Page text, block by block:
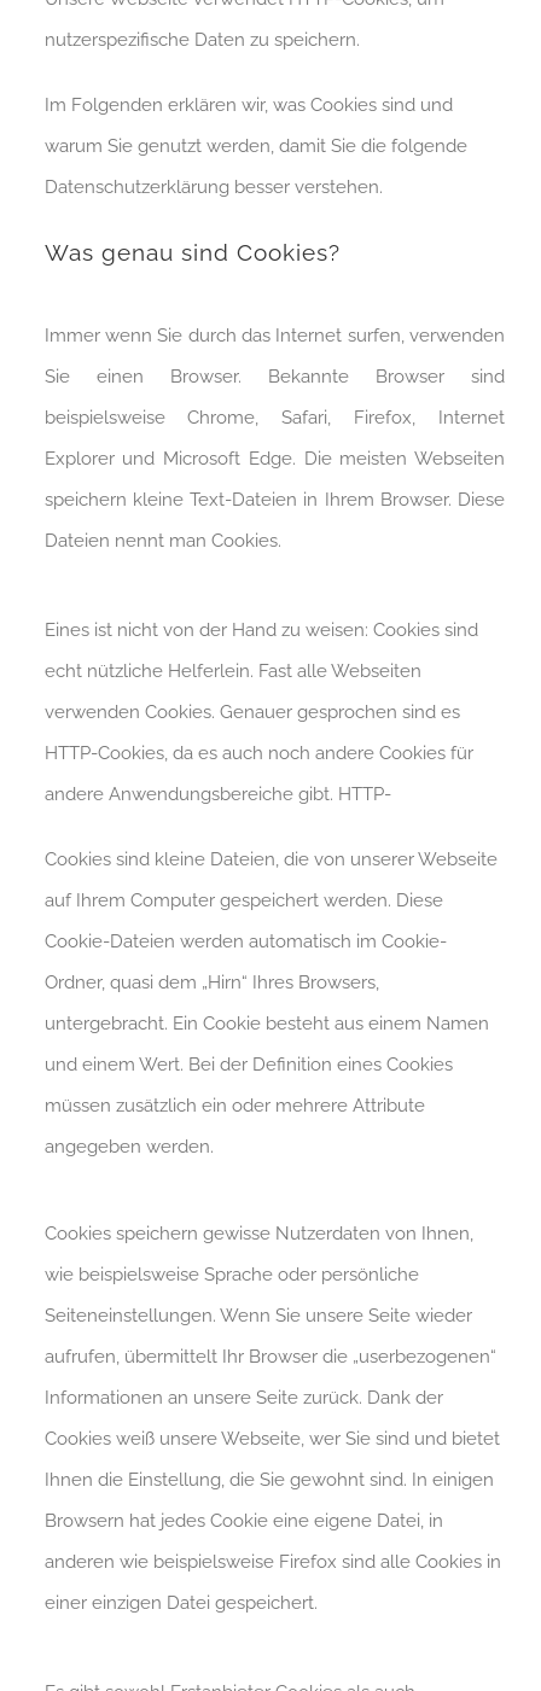
nutzerspezifische Daten zu speichern.
Im Folgenden erklären wir, was Cookies sind und
warum Sie genutzt werden, damit Sie die folgende
Datenschutzerklärung besser verstehen.
Was genau sind Cookies?
Immer wenn Sie durch das Internet surfen, verwenden
Sie einen Browser. Bekannte Browser sind
beispielsweise Chrome, Safari, Firefox, Internet
Explorer und Microsoft Edge. Die meisten Webseiten
speichern kleine Text-Dateien in Ihrem Browser. Diese
Dateien nennt man Cookies.
Eines ist nicht von der Hand zu weisen: Cookies sind
echt nützliche Helferlein. Fast alle Webseiten
verwenden Cookies. Genauer gesprochen sind es
HTTP-Cookies, da es auch noch andere Cookies für
andere Anwendungsbereiche gibt. HTTP-
Cookies sind kleine Dateien, die von unserer Webseite
auf Ihrem Computer gespeichert werden. Diese
Cookie-Dateien werden automatisch im Cookie-
Ordner, quasi dem „Hirn“ Ihres Browsers,
untergebracht. Ein Cookie besteht aus einem Namen
und einem Wert. Bei der Definition eines Cookies
müssen zusätzlich ein oder mehrere Attribute
angegeben werden.
Cookies speichern gewisse Nutzerdaten von Ihnen,
wie beispielsweise Sprache oder persönliche
Seiteneinstellungen. Wenn Sie unsere Seite wieder
aufrufen, übermittelt Ihr Browser die „userbezogenen“
Informationen an unsere Seite zurück. Dank der
Cookies weiß unsere Webseite, wer Sie sind und bietet
Ihnen die Einstellung, die Sie gewohnt sind. In einigen
Browsern hat jedes Cookie eine eigene Datei, in
anderen wie beispielsweise Firefox sind alle Cookies in
einer einzigen Datei gespeichert.